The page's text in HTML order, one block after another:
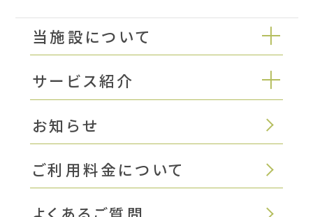
当施設について
サービス紹介
お知らせ
ご利用料金について